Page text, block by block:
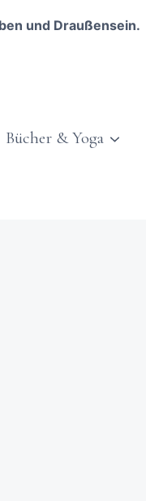
und Draußensein.
Bücher & Yoga